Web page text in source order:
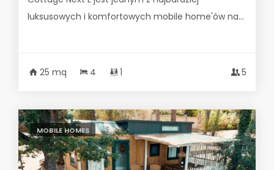
luksusowych i komfortowych mobile home'ów na...
25 mq 4 1 5
MOBILE HOMES